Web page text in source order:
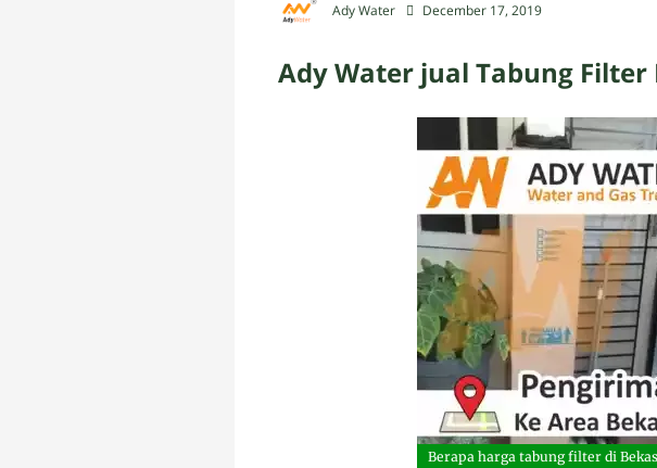
Ady Water December 17, 2019
Ady Water jual Tabung
Berapa harga tabung filter di